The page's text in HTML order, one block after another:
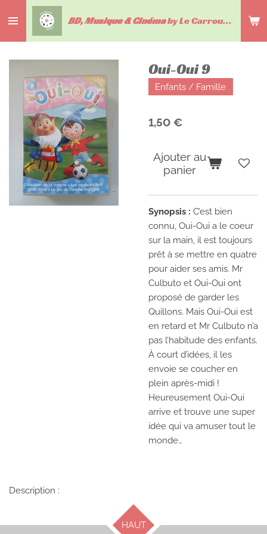
au
contenu
BD, Musique & Cinémaby Le Carrousel du livre
Oui-Oui 9
Enfants / Famille
1,50 €
Ajouter au
panier
Synopsis : C’est bien
connu, Oui-Oui a le coeur
sur la main, il est toujours
prêt à se mettre en quatre
pour aider ses amis. Mr
Culbuto et Oui-Oui ont
proposé de garder les
Quillons. Mais Oui-Oui est
en retard et Mr Culbuto n’a
pas l’habitude des enfants.
À court d’idées, il les
envoie se coucher en
plein après-midi !
Heureusement Oui-Oui
arrive et trouve une super
idée qui va amuser tout le
monde…
Description :
HAUT